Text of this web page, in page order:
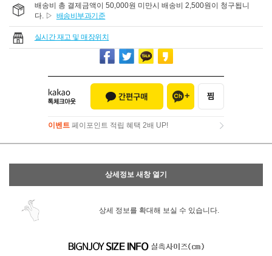
배송비 총 결제금액이 50,000원 미만시 배송비 2,500원이 청구됩니
다. ▷ 배송비부과기준
실시간 재고 및 매장위치
이벤트 페이포인트 적립 혜택 2배 UP!
이벤트페이포인트 적립 혜택 2배 UP!
상세정보 새창 열기
상세 정보를 확대해 보실 수 있습니다.